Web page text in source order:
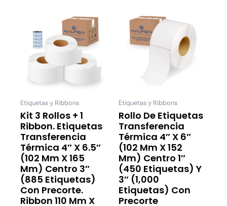
Etiquetas y Ribbons
Kit 3 Rollos + 1
Ribbon. Etiquetas
Transferencia
Térmica 4″ X 6.5″
(102 Mm X 165
Mm) Centro 3″
(885 Etiquetas)
Con Precorte.
Ribbon 110 Mm X
producto
tiene
pueden
elegir
página
producto
Etiquetas y Ribbons
Rollo De Etiquetas
Transferencia
Térmica 4″ X 6″
(102 Mm X 152
Mm) Centro 1″
(450 Etiquetas) Y
3″ (1,000
Etiquetas) Con
Precorte
range:
$224.00
through
$485.00
pueden
página